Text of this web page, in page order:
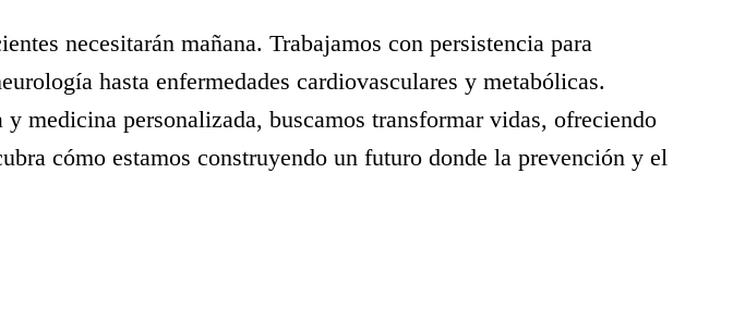
necesitarán mañana. Trabajamos con persistencia para
hasta enfermedades cardiovasculares y metabólicas.
medicina personalizada, buscamos transformar vidas, ofreciendo
cómo estamos construyendo un futuro donde la prevención y el